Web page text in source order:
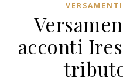
acconti